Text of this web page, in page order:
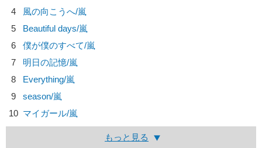
4
風の向こうへ/嵐
5
Beautiful days/嵐
6
僕が僕のすべて/嵐
7
明日の記憶/嵐
8
Everything/嵐
9
season/嵐
10 マイガール/嵐
もっと見る